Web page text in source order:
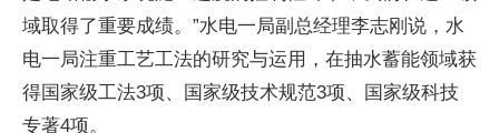
域取得了重要成绩。”水电一局副总经理李志刚说，水
电一局注重工艺工法的研究与运用，在抽水蓄能领域获
得国家级工法3项、国家级技术规范3项、国家级科技
专著4项。